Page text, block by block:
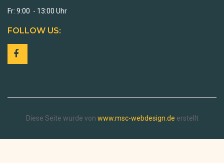
Fr: 9:00 - 13:00 Uhr
FOLLOW US:
Diese Seite wurde von www.msc-webdesign.de erstellt